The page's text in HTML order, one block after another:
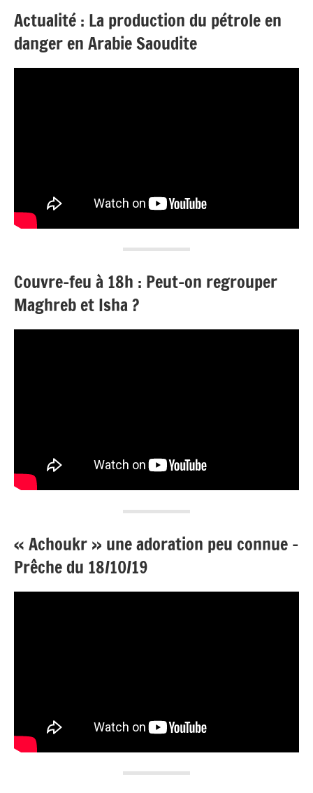
Actualité : La production du pétrole en
danger en Arabie Saoudite
Couvre-feu à 18h : Peut-on regrouper
Maghreb et Isha ?
« Achoukr » une adoration peu connue –
Prêche du 18/10/19